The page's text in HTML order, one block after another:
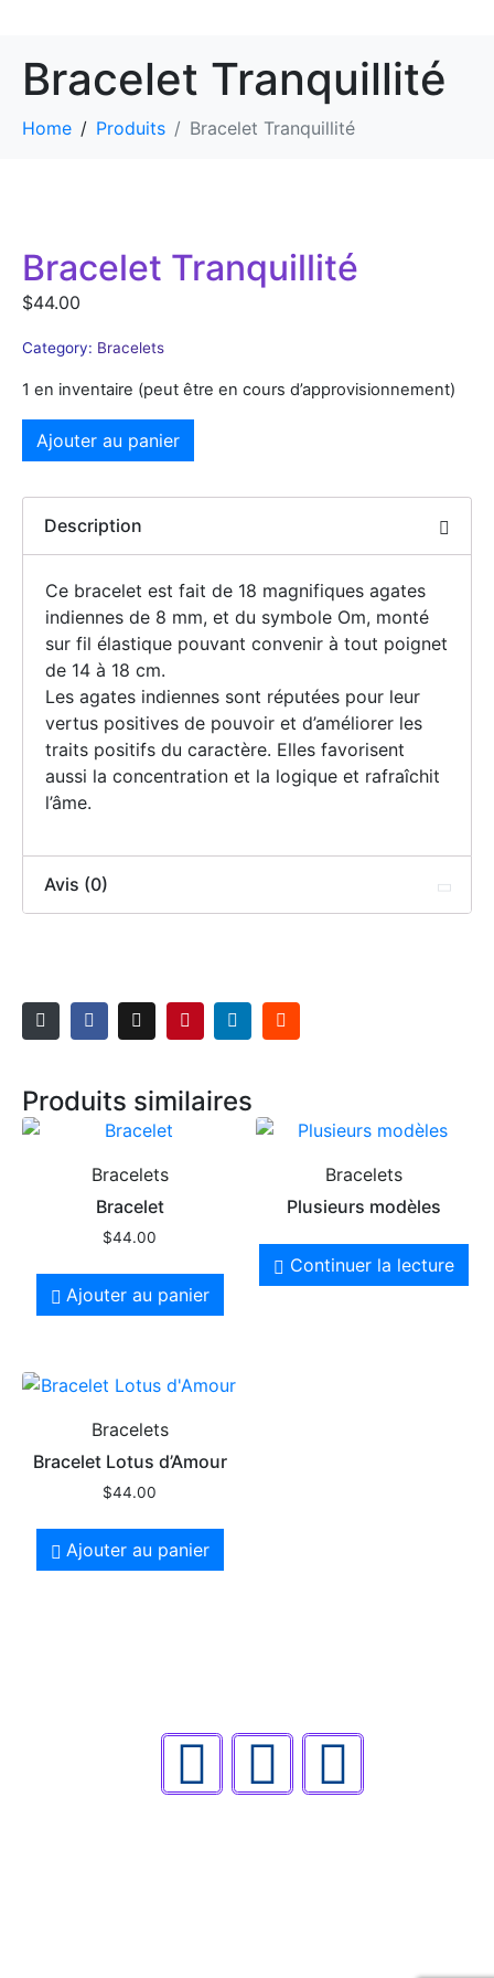
Bracelet Tranquillité
Home Produits Bracelet Tranquillité
Bracelet Tranquillité
$44.00
Category: Bracelets
1 en inventaire (peut être en cours d’approvisionnement)
Ajouter au panier
Description
Ce bracelet est fait de 18 magnifiques agates
indiennes de 8 mm, et du symbole Om, monté
sur fil élastique pouvant convenir à tout poignet
de 14 à 18 cm.
Les agates indiennes sont réputées pour leur
vertus positives de pouvoir et d’améliorer les
traits positifs du caractère. Elles favorisent
aussi la concentration et la logique et rafraîchit
l’âme.
Avis (0)
Produits similaires
Bracelets
Bracelet
$44.00
Ajouter au panier
Bracelets
Plusieurs modèles
Continuer la lecture
Bracelets
Bracelet Lotus d’Amour
$44.00
Ajouter au panier